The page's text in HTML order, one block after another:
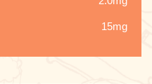
15mg